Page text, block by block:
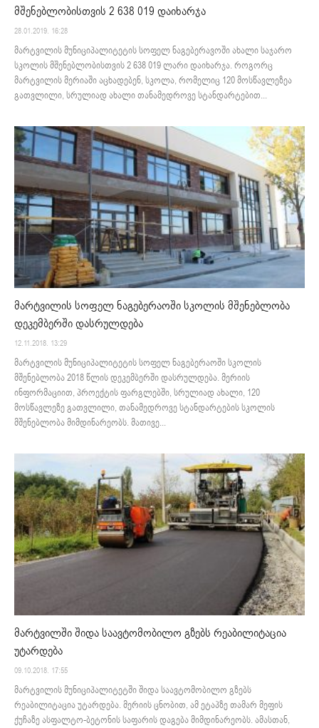
მშენებლობისთვის 2 638 019 დაიხარჯა
28.01.2019. 16:28
მარტვილის მუნიციპალიტეტის სოფელ ნაგებერავოში ახალი საჯარო
სკოლის მშენებლობისთვის 2 638 019 ლარი დაიხარჯა. როგორც
მარტვილის მერიაში აცხადებენ, სკოლა, რომელიც 120 მოსწავლეზეა
გათვლილი, სრულიად ახალი თანამედროვე სტანდარტებით...
მარტვილის სოფელ ნაგებერაოში სკოლის მშენებლობა
დეკემბერში დასრულდება
12.11.2018. 13:29
მარტვილის მუნიციპალიტეტის სოფელ ნაგებერაოში სკოლის
მშენებლობა 2018 წლის დეკემბერში დასრულდება. მერიის
ინფორმაციით, პროექტის ფარგლებში, სრულიად ახალი, 120
მოსწავლეზე გათვლილი, თანამედროვე სტანდარტების სკოლის
მშენებლობა მიმდინარეობს. მათივე...
მარტვილში შიდა საავტომობილო გზებს რეაბილიტაცია
უტარდება
09.10.2018. 17:55
მარტვილის მუნიციპალიტეტში შიდა საავტომობილო გზებს
რეაბილიტაცია უტარდება. მერიის ცნობით, ამ ეტაპზე თამარ მეფის
ქუჩაზე ასფალტო-ბეტონის საფარის დაგება მიმდინარეობს. ამასთან,